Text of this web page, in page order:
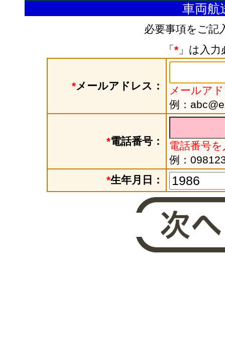
車両航
必要事項をご記
「 *」は入力
*メールアドレス：
メールア
例：
*電話番号：
電話番号
例：
*生年月日：